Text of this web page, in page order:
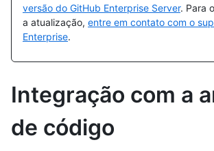
versão do GitHub Enterprise Server. Para
a atualização, entre em contato com o
Enterprise.
Integração com a
de código